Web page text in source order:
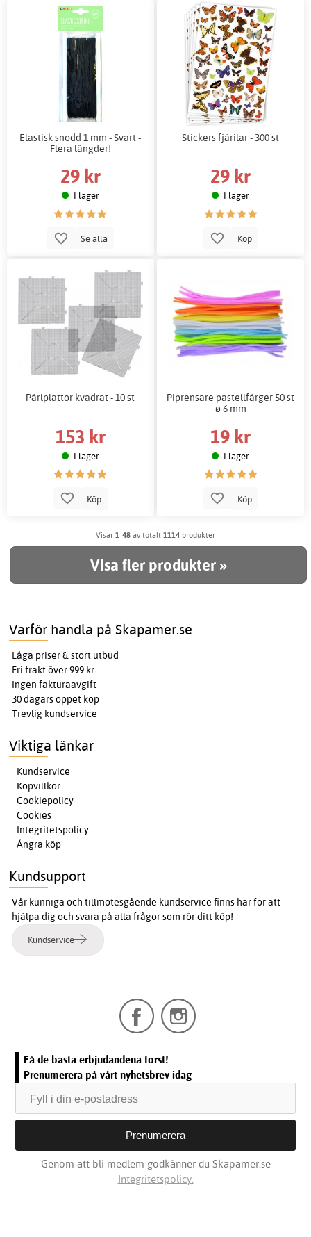
Elastisk snodd 1 mm - Svart -
Flera längder!
29 kr
I lager
Se alla
Stickers fjärilar - 300 st
29 kr
I lager
Köp
Pärlplattor kvadrat - 10 st
153 kr
I lager
Köp
Piprensare pastellfärger 50 st
ø 6 mm
19 kr
I lager
Köp
Visar 1-48 av totalt 1114 produkter
Visa fler produkter »
Varför handla på Skapamer.se
Låga priser & stort utbud
Fri frakt över 999 kr
Ingen fakturaavgift
30 dagars öppet köp
Trevlig kundservice
Viktiga länkar
Kundservice
Köpvillkor
Cookiepolicy
Cookies
Integritetspolicy
Ångra köp
Kundsupport
Vår kunniga och tillmötesgående kundservice finns här för att
hjälpa dig och svara på alla frågor som rör ditt köp!
Kundservice
Få de bästa erbjudandena först!
Prenumerera på vårt nyhetsbrev idag
Genom att bli medlem godkänner du Skapamer.se
Integritetspolicy.